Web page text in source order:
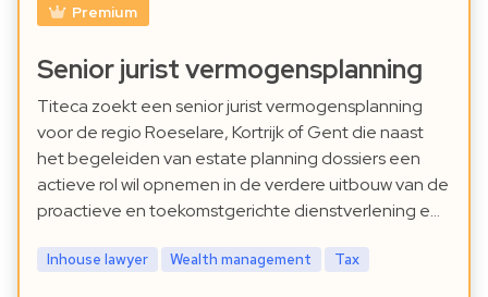
Premium
Senior jurist vermogensplanning
Titeca zoekt een senior jurist vermogensplanning
voor de regio Roeselare, Kortrijk of Gent die naast
het begeleiden van estate planning dossiers een
actieve rol wil opnemen in de verdere uitbouw van de
proactieve en toekomstgerichte dienstverlening e…
Inhouse lawyer Wealth management Tax